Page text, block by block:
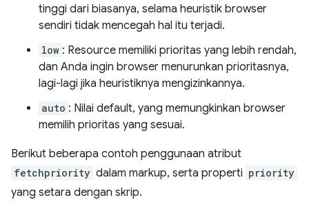
tinggi dari biasanya, selama heuristik browser
sendiri tidak mencegah hal itu terjadi.
low : Resource memiliki prioritas yang lebih rendah,
dan Anda ingin browser menurunkan prioritasnya,
lagi-lagi jika heuristiknya mengizinkannya.
auto : Nilai default, yang memungkinkan browser
memilih prioritas yang sesuai.
Berikut beberapa contoh penggunaan atribut
fetchpriority dalam markup, serta properti priority
yang setara dengan skrip.